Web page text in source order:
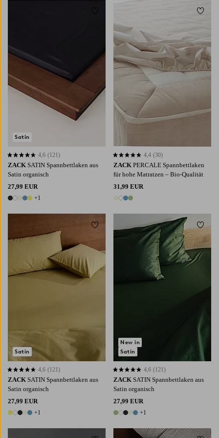
ZACK SATIN Spannbettlaken aus
Satin organisch
27,99 EUR
6 Farben
+1
4,6 basierend auf 121 Bewertungen
4,6 (121)
Satin
ZACK PERCALE Spannbettlaken
für hohe Matratzen ‒ Bio-Qualität
31,99 EUR
4 Farben
4,4 basierend auf 30 Bewertungen
4,4 (30)
Zu
90X200 160X200
ZACK SATIN Spannbettlaken aus
Satin organisch
27,99 EUR
6 Farben
+1
4,6 basierend auf 121 Bewertungen
4,6 (121)
Satin
Zu Favoriten hinzufügen
140X200160X200
ZACK SATIN Spannbettlaken aus
Satin organisch
27,99 EUR
6 Farben
+1
4,6 basierend auf 121 Bewertungen
4,6 (121)
New in
Satin
Zu
120X200 140X200
160X200